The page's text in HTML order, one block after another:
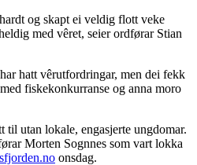
og skapt ei veldig flott veke
med vêret, seier ordførar Stian
hatt vêrutfordringar, men dei fekk
fiskekonkurranse og anna moro
til utan lokale, engasjerte ungdomar.
Morten Sognnes som vart lokka
onsdag.